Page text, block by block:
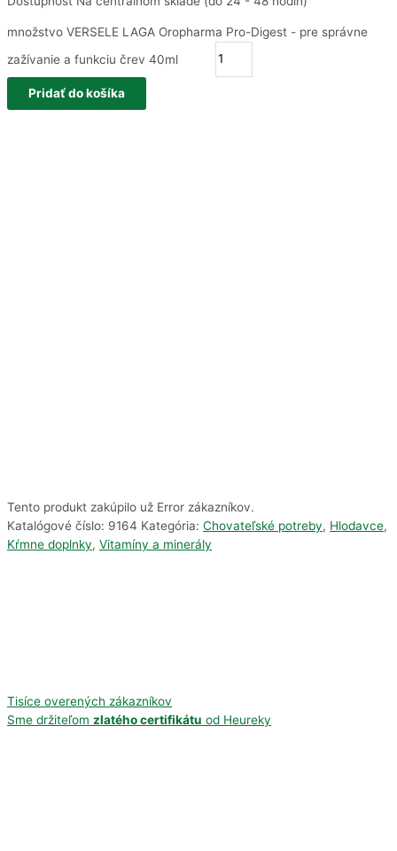
množstvo VERSELE LAGA Oropharma Pro-Digest - pre správne
zažívanie a funkciu črev 40ml
Pridať do košíka
Tento produkt zakúpilo už Error zákazníkov.
Katalógové číslo: 9164 Kategória: Chovateľské potreby, Hlodavce,
Kŕmne doplnky, Vitamíny a minerály
Tisíce overených zákazníkov
Sme držiteľom zlatého certifikátu od Heureky